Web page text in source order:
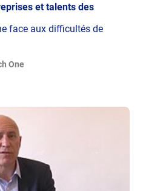
et talents des
face aux difficultés de
One